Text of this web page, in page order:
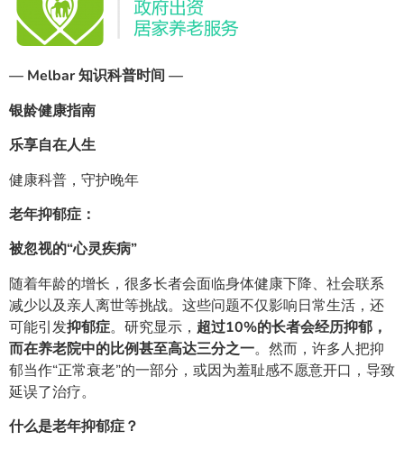
— Melbar 知识科普时间 —
银龄健康指南
乐享自在人生
健康科普，守护晚年
老年抑郁症：
被忽视的“心灵疾病”
随着年龄的增长，很多长者会面临身体健康下降、社会联系
减少以及亲人离世等挑战。这些问题不仅影响日常生活，还
可能引发抑郁症。研究显示， 超过10%的长者会经历抑郁，
而在养老院中的比例甚至高达三分之一。然而，许多人把抑
郁当作“正常衰老”的一部分，或因为羞耻感不愿意开口，导致
延误了治疗。
什么是老年抑郁症？